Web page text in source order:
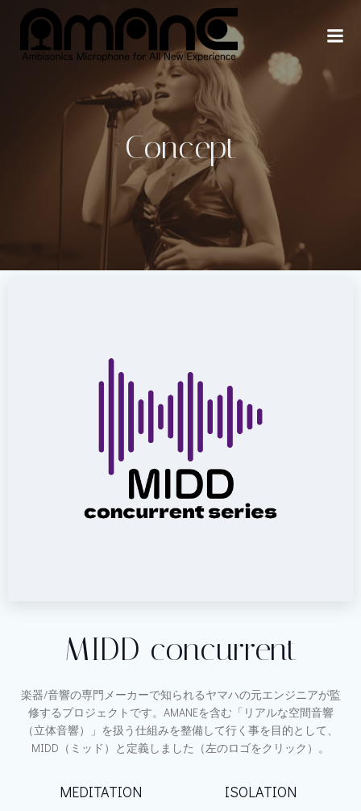
ン
テ
ン
へ
キ
ッ
プ
Concept
MIDD concurrent
楽器/音響の専門メーカーで知られるヤマハの元エンジニアが監
修するプロジェクトです。AMANEを含む「リアルな空間音響
（立体音響）」を扱う仕組みを整備して行く事を目的として、
MIDD（ミッド）と定義しました（左のロゴをクリック）。
MEDITATION ISOLATION